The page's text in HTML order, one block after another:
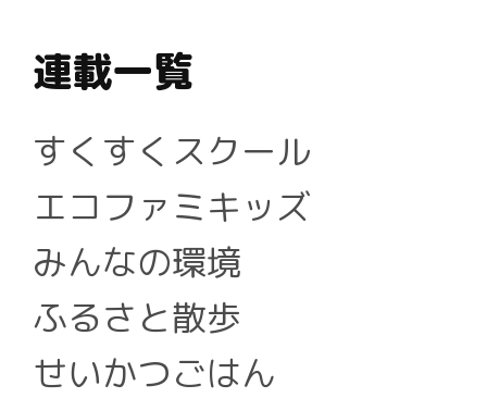
連載一覧
すくすくスクール
エコファミキッズ
みんなの環境
ふるさと散歩
せいかつごはん